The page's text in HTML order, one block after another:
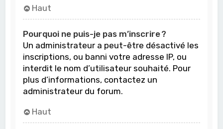
Haut
Pourquoi ne puis-je pas m’inscrire ?
Un administrateur a peut-être désactivé les
inscriptions, ou banni votre adresse IP, ou
interdit le nom d’utilisateur souhaité. Pour
plus d’informations, contactez un
administrateur du forum.
Haut